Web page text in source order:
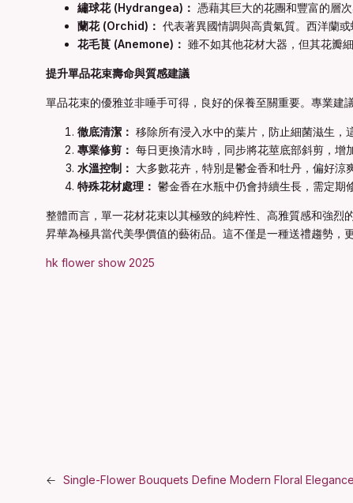
繡球花 (Hydrangea)： 憑藉其巨大的花團和豐富的層
蘭花 (Orchid)： 代表著異國情調與高貴氣質。西洋蘭
花毛茛 (Anemone)： 雖不如其他花材大器，但其花瓣
提升單品花束壽命與質感建議
單品花束的優雅並非唾手可得，良好的保養至關重要。專業建
徹底清潔： 移除所有浸入水中的葉片，防止細菌滋生，
專業修剪： 每日更換清水時，同步將花莖底部斜剪，增
水溫控制： 大多數花卉，特別是鬱金香和牡丹，偏好涼
特殊花材處理： 鬱金香在水瓶中仍會持續生長，需定期
整體而言，單一花材花束以其極致的純粹性、高雅質感和強烈
昇華為極具當代美學價值的藝術品。這不僅是一種送禮趨勢，
hk flower show 2025
← Single-Flower Bouquets Define Modern Floral Elegance